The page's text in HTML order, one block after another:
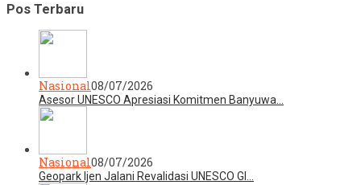
Pos Terbaru
Nasional08/07/2026
Asesor UNESCO Apresiasi Komitmen Banyuwa…
Nasional08/07/2026
Geopark Ijen Jalani Revalidasi UNESCO Gl…